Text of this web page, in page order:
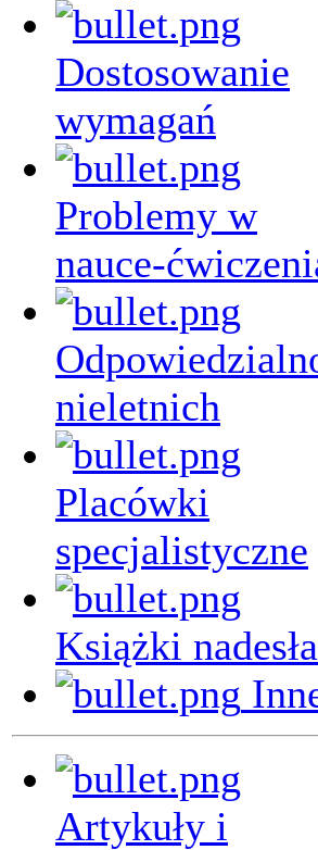
Dostosowanie
wymagań
Problemy w
nauce-
nieletnich
Placówki
specjalistyczne
Książki
Artykuły i